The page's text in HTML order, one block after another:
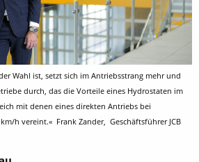
Wahl ist, setzt sich im Antriebsstrang mehr und
durch, das die Vorteile eines Hydrostaten im
mit denen eines direkten Antriebs bei
h vereint.« Frank Zander, Geschäftsführer JCB